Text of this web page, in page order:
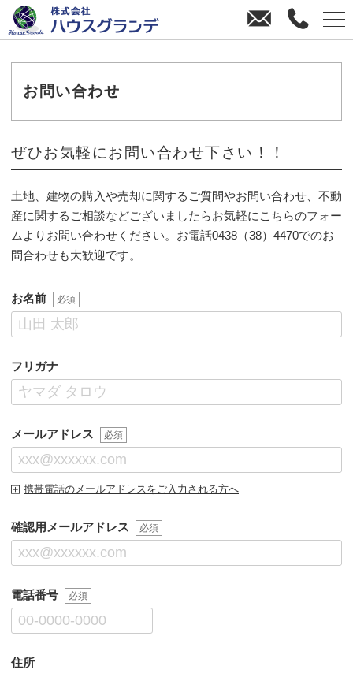
4
お
お問い合わせ
ぜひお気軽にお問い合わせ下さい！！
土地、建物の購入や売却に関するご質問やお問い合わせ、不動
産に関するご相談などございましたらお気軽にこちらのフォー
ムよりお問い合わせください。お電話0438（38）4470でのお
問合わせも大歓迎です。
お名前 必須
フリガナ
メールアドレス 必須
携帯電話のメールアドレスをご入力される方へ
確認用メールアドレス 必須
電話番号 必須
住所